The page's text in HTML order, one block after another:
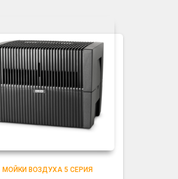
МОЙКИ ВОЗДУХА 5 СЕРИЯ